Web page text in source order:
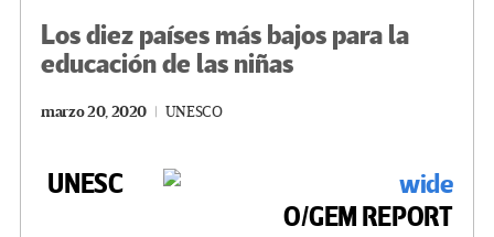
Los diez países más bajos para la
educación de las niñas
marzo 20, 2020 UNESCO
UNESC
O/GEM REPORT